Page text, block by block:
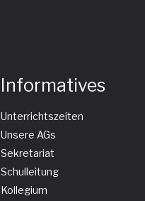
Informatives
Unterrichtszeiten
Unsere AGs
Sekretariat
Schulleitung
Kollegium